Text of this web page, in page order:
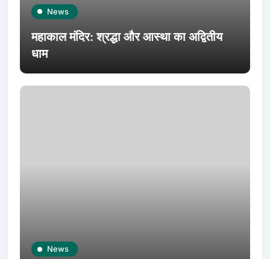
News
महाकाल मंदिर: श्रद्धा और आस्था का अद्वितीय
धाम
News